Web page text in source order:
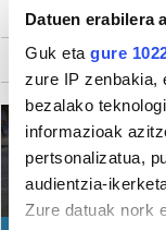
Datuen erabilera
Guk eta gure
zure IP zenbakia,
bezalako
informazioak
pertsonalizatua,
audientzia-
Zure datuak nork